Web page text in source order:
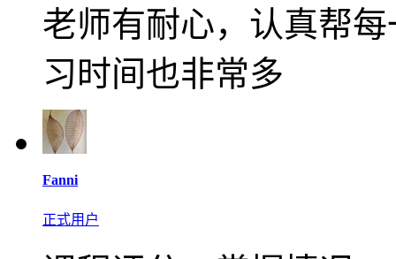
老师有耐心，认真帮
习时间也非常多
Fanni
正式用户